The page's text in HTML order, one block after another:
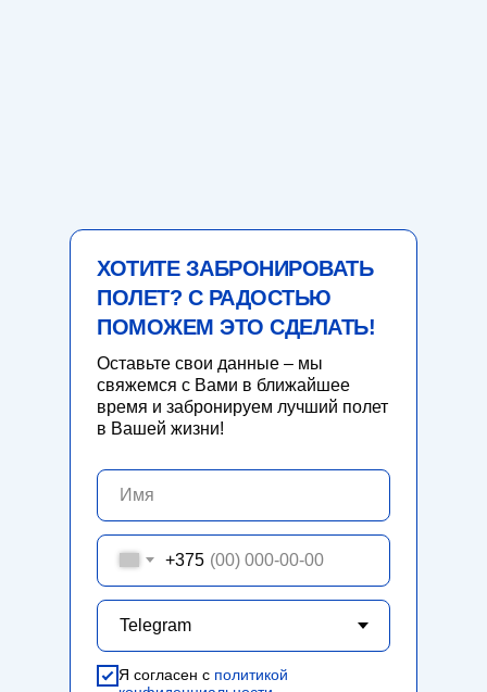
ХОТИТЕ ЗАБРОНИРОВАТЬ
ПОЛЕТ? С РАДОСТЬЮ
ПОМОЖЕМ ЭТО СДЕЛАТЬ!
Оставьте свои данные – мы
свяжемся с Вами в ближайшее
время и забронируем лучший полет
в Вашей жизни!
+375
Я согласен с политикой